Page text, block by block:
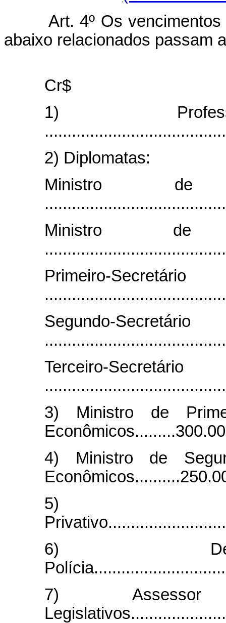
Art. 4º Os
abaixo relacionados passam
Cr$
1)
2) Diplomatas:
Ministro de
Ministro de
Primeiro-Secretário
Segundo-Secretário
Terceiro-Secretário
3) Ministro de
4) Ministro de
5)
6)
7)